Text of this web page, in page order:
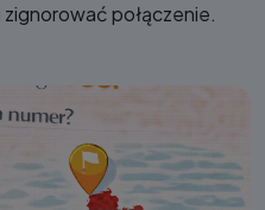
połączenie.